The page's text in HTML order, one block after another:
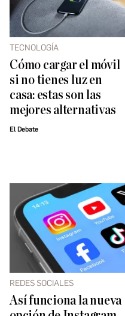
TECNOLOGÍA
Cómo cargar el móvil
si no tienes luz en
casa: estas son las
mejores alternativas
El Debate
REDES SOCIALES
Así funciona la nueva